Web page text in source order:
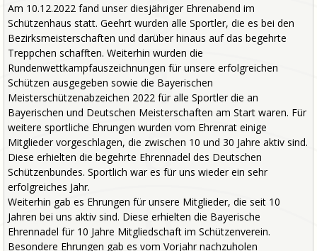
Am 10.12.2022 fand unser diesjähriger Ehrenabend im
Schützenhaus statt. Geehrt wurden alle Sportler, die es bei den
Bezirksmeisterschaften und darüber hinaus auf das begehrte
Treppchen schafften. Weiterhin wurden die
Rundenwettkampfauszeichnungen für unsere erfolgreichen
Schützen ausgegeben sowie die Bayerischen
Meisterschützenabzeichen 2022 für alle Sportler die an
Bayerischen und Deutschen Meisterschaften am Start waren. Für
weitere sportliche Ehrungen wurden vom Ehrenrat einige
Mitglieder vorgeschlagen, die zwischen 10 und 30 Jahre aktiv sind.
Diese erhielten die begehrte Ehrennadel des Deutschen
Schützenbundes. Sportlich war es für uns wieder ein sehr
erfolgreiches Jahr.
Weiterhin gab es Ehrungen für unsere Mitglieder, die seit 10
Jahren bei uns aktiv sind. Diese erhielten die Bayerische
Ehrennadel für 10 Jahre Mitgliedschaft im Schützenverein.
Besondere Ehrungen gab es vom Vorjahr nachzuholen